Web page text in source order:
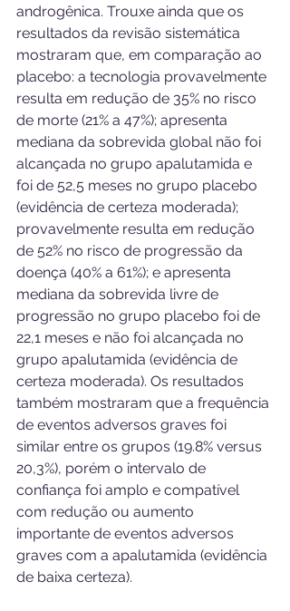
androgênica. Trouxe ainda que os
resultados da revisão sistemática
mostraram que, em comparação ao
placebo: a tecnologia provavelmente
resulta em redução de 35% no risco
de morte (21% a 47%); apresenta
mediana da sobrevida global não foi
alcançada no grupo apalutamida e
foi de 52,5 meses no grupo placebo
(evidência de certeza moderada);
provavelmente resulta em redução
de 52% no risco de progressão da
doença (40% a 61%); e apresenta
mediana da sobrevida livre de
progressão no grupo placebo foi de
22,1 meses e não foi alcançada no
grupo apalutamida (evidência de
certeza moderada). Os resultados
também mostraram que a frequência
de eventos adversos graves foi
similar entre os grupos (19.8% versus
20,3%), porém o intervalo de
confiança foi amplo e compatível
com redução ou aumento
importante de eventos adversos
graves com a apalutamida (evidência
de baixa certeza).